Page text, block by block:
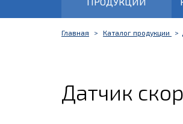
Главная Каталог продукции
Датчик